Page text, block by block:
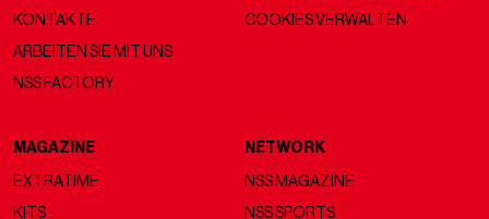
KONTAKTE
ARBEITEN SIE MIT UNS
NSS FACTORY
COOKIES VERWALTEN
MAGAZINE
EXTRATIME
KITS
NETWORK
NSS MAGAZINE
NSS SPORTS